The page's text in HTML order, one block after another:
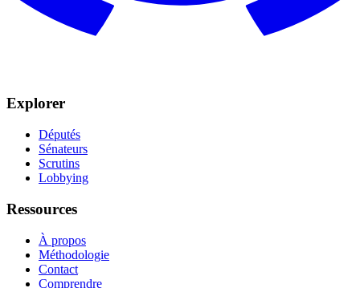
Explorer
Députés
Sénateurs
Scrutins
Lobbying
Ressources
À propos
Méthodologie
Contact
Comprendre